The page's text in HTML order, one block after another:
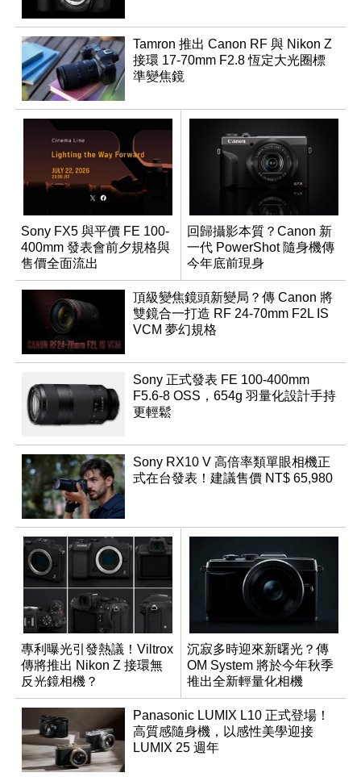
Tamron 推出 Canon RF 與 Nikon Z
接環 17-70mm F2.8 恆定大光圈標
準變焦鏡
Sony FX5 與平價 FE 100-
400mm 發表會前夕規格與
售價全面流出
回歸攝影本質？Canon 新
一代 PowerShot 隨身機傳
今年底前現身
頂級變焦鏡頭新變局？傳 Canon 將
雙鏡合一打造 RF 24-70mm F2L IS
VCM 夢幻規格
Sony 正式發表 FE 100-400mm
F5.6-8 OSS，654g 羽量化設計手持
更輕鬆
Sony RX10 V 高倍率類單眼相機正
式在台發表！建議售價 NT$ 65,980
專利曝光引發熱議！Viltrox
傳將推出 Nikon Z 接環無
反光鏡相機？
沉寂多時迎來新曙光？傳
OM System 將於今年秋季
推出全新輕量化相機
Panasonic LUMIX L10 正式登場！
高質感隨身機，以感性美學迎接
LUMIX 25 週年